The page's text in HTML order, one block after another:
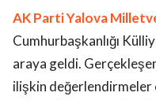
AK Parti Yalova
Cumhurbaşkanlığı
araya geldi.
ilişkin değerlendirmeler